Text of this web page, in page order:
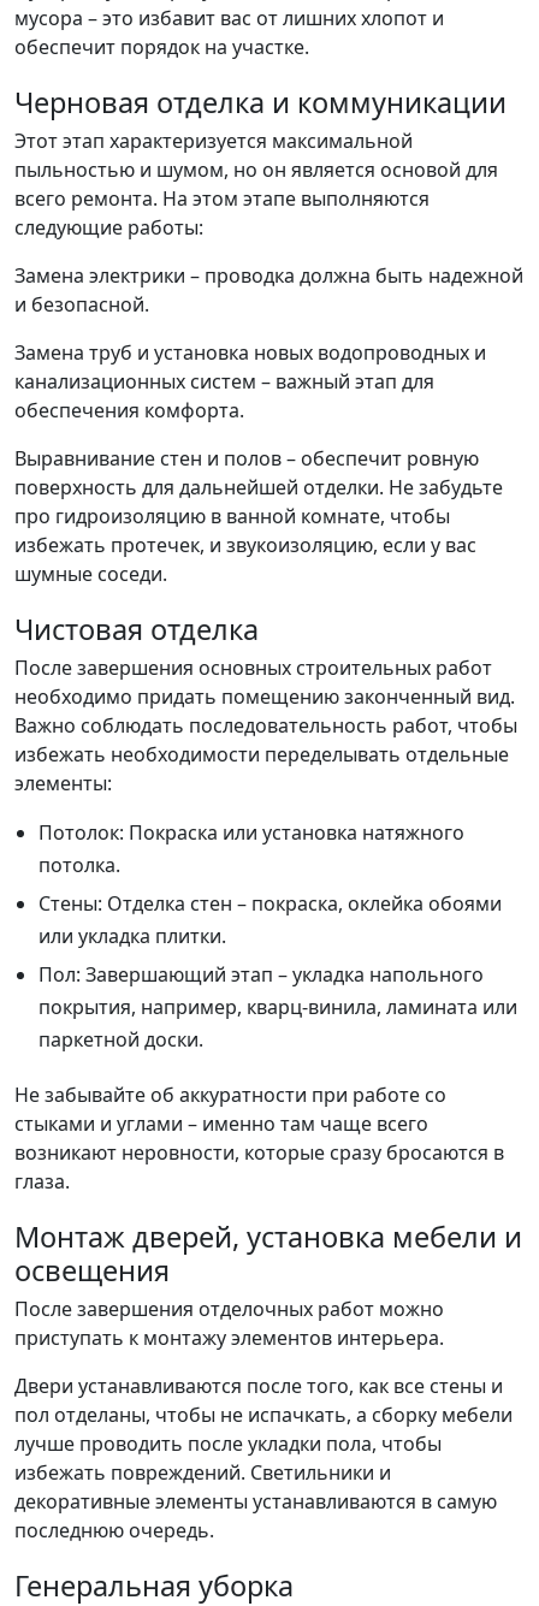
мусора – это избавит вас от лишних хлопот и
обеспечит порядок на участке.
Черновая отделка и коммуникации
Этот этап характеризуется максимальной
пыльностью и шумом, но он является основой для
всего ремонта. На этом этапе выполняются
следующие работы:
Замена электрики – проводка должна быть надежной
и безопасной.
Замена труб и установка новых водопроводных и
канализационных систем – важный этап для
обеспечения комфорта.
Выравнивание стен и полов – обеспечит ровную
поверхность для дальнейшей отделки. Не забудьте
про гидроизоляцию в ванной комнате, чтобы
избежать протечек, и звукоизоляцию, если у вас
шумные соседи.
Чистовая отделка
После завершения основных строительных работ
необходимо придать помещению законченный вид.
Важно соблюдать последовательность работ, чтобы
избежать необходимости переделывать отдельные
элементы:
Потолок: Покраска или установка натяжного
потолка.
Стены: Отделка стен – покраска, оклейка обоями
или укладка плитки.
Пол: Завершающий этап – укладка напольного
покрытия, например, кварц-винила, ламината или
паркетной доски.
Не забывайте об аккуратности при работе со
стыками и углами – именно там чаще всего
возникают неровности, которые сразу бросаются в
глаза.
Монтаж дверей, установка мебели и
освещения
После завершения отделочных работ можно
приступать к монтажу элементов интерьера.
Двери устанавливаются после того, как все стены и
пол отделаны, чтобы не испачкать, а сборку мебели
лучше проводить после укладки пола, чтобы
избежать повреждений. Светильники и
декоративные элементы устанавливаются в самую
последнюю очередь.
Генеральная уборка